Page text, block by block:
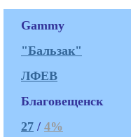
Gammy
"Бальзак"
ЛФЕВ
Благовещенск
27 / 4%